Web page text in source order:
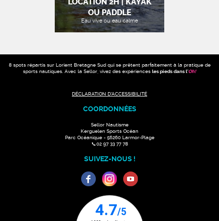
LOCATION 2H | KAYAK
OU PADDLE
Eau vive ou eau calme
8 spots répartis sur Lorient Bretagne Sud qui se prêtent parfaitement à la pratique de
sports nautiques. Avec la Sellor, vivez des expériences les pieds dans l'Oh!
DÉCLARATION D'ACCESSIBILITÉ
COORDONNÉES
Sellor Nautisme
Kerguelen Sports Océan
Parc Océanique - 56260 Larmor-Plage
📞02 97 33 77 78
SUIVEZ-NOUS !